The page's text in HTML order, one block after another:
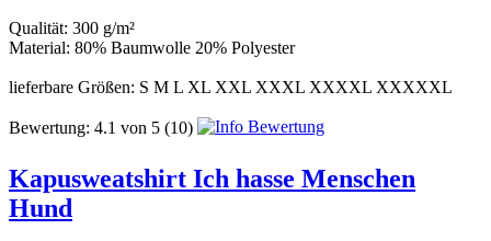
Qualität: 300 g/m²
Material: 80% Baumwolle 20% Polyester
lieferbare Größen: S M L XL XXL XXXL XXXXL XXXXXL
Bewertung: 4.1 von 5 (10)
Kapusweatshirt Ich hasse Menschen
Hund